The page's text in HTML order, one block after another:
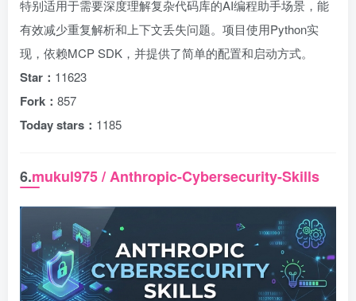
特别适用于需要深度理解复杂代码库的AI编程助手场景，能
有效减少重复解析和上下文丢失问题。项目使用Python实
现，依赖MCP SDK，并提供了简单的配置和启动方式。
Star： 11623
Fork： 857
Today stars： 1185
6.mukul975 / Anthropic-Cybersecurity-Skills